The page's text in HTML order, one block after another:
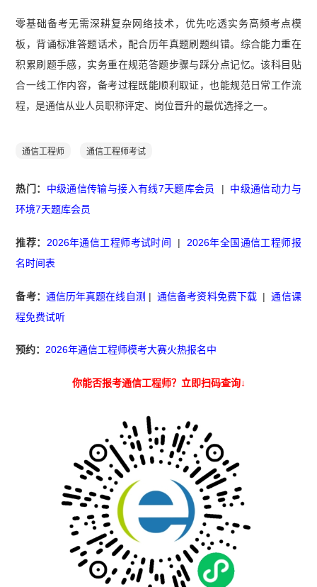
零基础备考无需深耕复杂网络技术，优先吃透实务高频考点模
板，背诵标准答题话术，配合历年真题刷题纠错。综合能力重在
积累刷题手感，实务重在规范答题步骤与踩分点记忆。该科目贴
合一线工作内容，备考过程既能顺利取证，也能规范日常工作流
程，是通信从业人员职称评定、岗位晋升的最优选择之一。
通信工程师 通信工程师考试
热门： 中级通信传输与接入有线7天题库会员 | 中级通信动力与
环境7天题库会员
推荐： 2026年通信工程师考试时间 | 2026年全国通信工程师报
名时间表
备考： 通信历年真题在线自测 |通信备考资料免费下载 |通信课
程免费试听
预约：2026年通信工程师模考大赛火热报名中
你能否报考通信工程师？立即扫码查询↓